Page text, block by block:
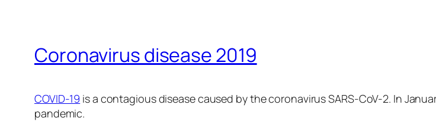
Coronavirus disease 2019
COVID-19 is a contagious disease caused by the coronavirus SARS-CoV-2. In
pandemic.